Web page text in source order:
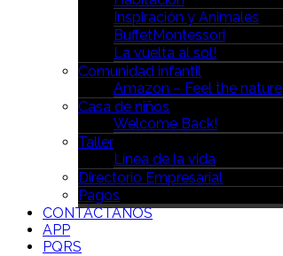
Inspiración y Animales
BuffetMontessori
La vuelta al sol!
Comunidad infantil
Amazon – Feel the nature
Casa de niños
Welcome Back!
Taller
Línea de la vida
Directorio Empresarial
Pagos
CONTÁCTANOS
APP
PQRS